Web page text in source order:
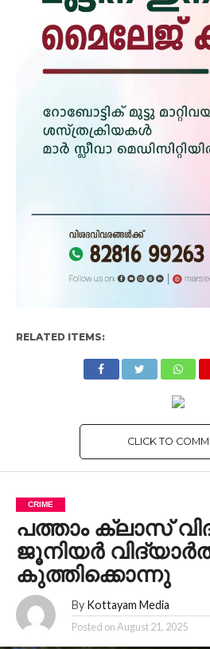
RELATED ITEMS:
CLICK TO
CRIME
പത്താം ക്ലാസ്
ജൂനിയർ
കുത്തിക്കൊന്നു
By Kottayam Media
Posted onAugust 21, 2025